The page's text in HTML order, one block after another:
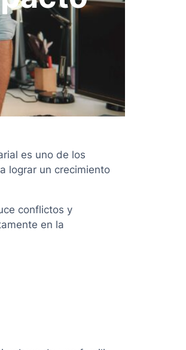
es uno de los
lograr un crecimiento
conflictos y
en la